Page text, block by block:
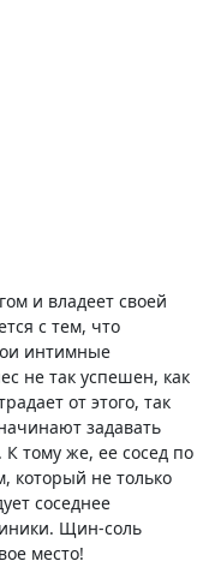
с тем, что
интимные
не так успешен, как
от этого, так
задавать
тому же, ее сосед по
который не только
соседнее
Щин-соль
место!